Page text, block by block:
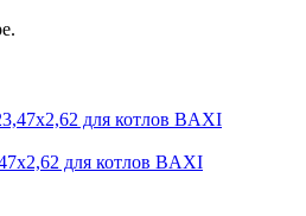
для котлов BAXI